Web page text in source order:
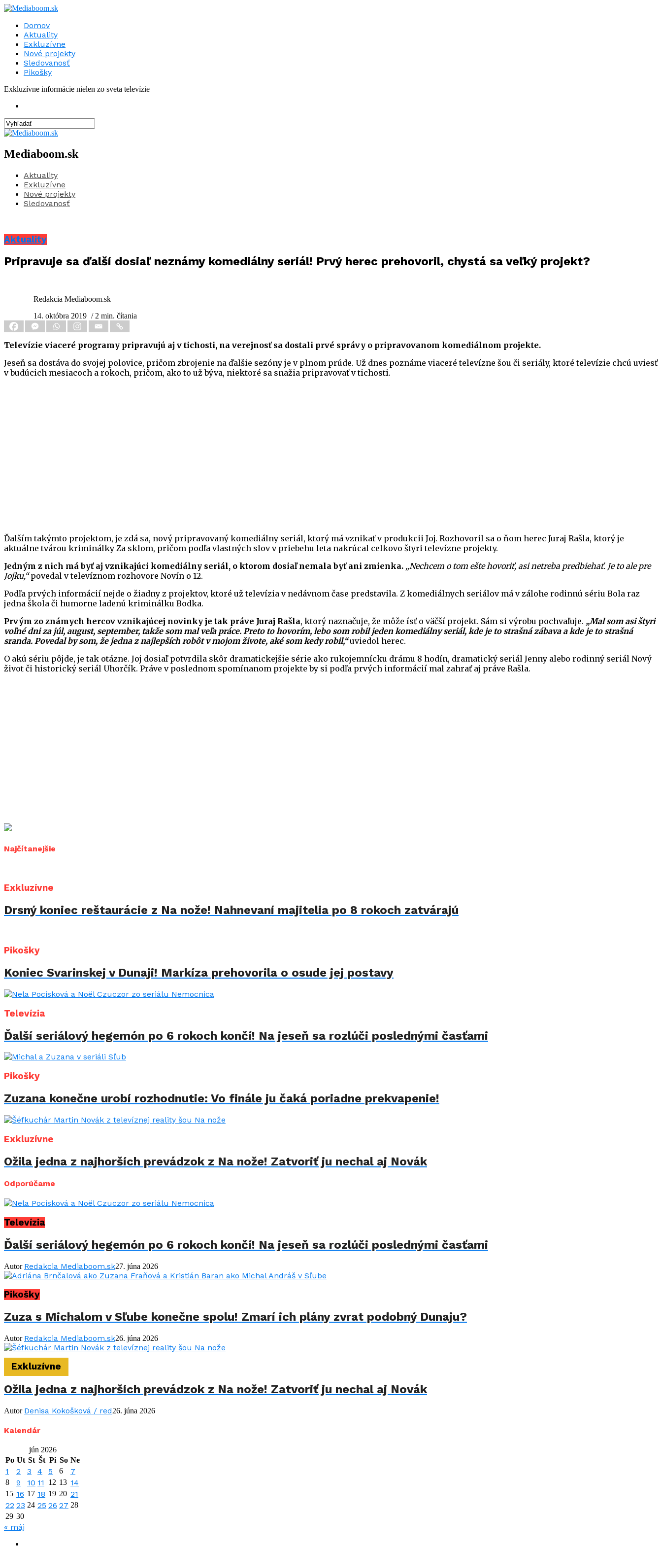
Domov
Aktuality
Exkluzívne
Nové projekty
Sledovanosť
Pikošky
Exkluzívne informácie nielen zo sveta televízie
Mediaboom.sk
Aktuality
Exkluzívne
Nové projekty
Sledovanosť
Aktuality
Pripravuje sa ďalší dosiaľ neznámy komediálny seriál! Prvý herec prehovoril, chystá sa veľký projekt?
Redakcia Mediaboom.sk
14. októbra 2019 / 2 min. čítania
Televízie viaceré programy pripravujú aj v tichosti, na verejnosť sa dostali prvé správy o pripravovanom komediálnom projekte.
Jeseň sa dostáva do svojej polovice, pričom zbrojenie na ďalšie sezóny je v plnom prúde. Už dnes poznáme viaceré televízne šou či seriály, ktoré televízie chcú uviesť
v budúcich mesiacoch a rokoch, pričom, ako to už býva, niektoré sa snažia pripravovať v tichosti.
Ďalším takýmto projektom, je zdá sa, nový pripravovaný komediálny seriál, ktorý má vznikať v produkcii Joj. Rozhovoril sa o ňom herec Juraj Rašla, ktorý je
aktuálne tvárou kriminálky Za sklom, pričom podľa vlastných slov v priebehu leta nakrúcal celkovo štyri televízne projekty.
Jedným z nich má byť aj vznikajúci komediálny seriál, o ktorom dosiaľ nemala byť ani zmienka. „Nechcem o tom ešte hovoriť, asi netreba predbiehať. Je to ale pre
Jojku,“povedal v televíznom rozhovore Novín o 12.
Podľa prvých informácií nejde o žiadny z projektov, ktoré už televízia v nedávnom čase predstavila. Z komediálnych seriálov má v zálohe rodinnú sériu Bola raz
jedna škola či humorne ladenú kriminálku Bodka.
Prvým zo známych hercov vznikajúcej novinky je tak práve Juraj Rašla, ktorý naznačuje, že môže ísť o väčší projekt. Sám si výrobu pochvaľuje. „Mal som asi štyri
voľné dni za júl, august, september, takže som mal veľa práce. Preto to hovorím, lebo som robil jeden komediálny seriál, kde je to strašná zábava a kde je to strašná
sranda. Povedal by som, že jedna z najlepších robôt v mojom živote, aké som kedy robil,“ uviedol herec.
O akú sériu pôjde, je tak otázne. Joj dosiaľ potvrdila skôr dramatickejšie série ako rukojemnícku drámu 8 hodín, dramatický seriál Jenny alebo rodinný seriál Nový
život či historický seriál Uhorčík. Práve v poslednom spomínanom projekte by si podľa prvých informácií mal zahrať aj práve Rašla.
Najčítanejšie
Exkluzívne
Drsný koniec reštaurácie z Na nože! Nahnevaní majitelia po 8 rokoch zatvárajú
Pikošky
Koniec Svarinskej v Dunaji! Markíza prehovorila o osude jej postavy
Televízia
Ďalší seriálový hegemón po 6 rokoch končí! Na jeseň sa rozlúči poslednými časťami
Pikošky
Zuzana konečne urobí rozhodnutie: Vo finále ju čaká poriadne prekvapenie!
Exkluzívne
Ožila jedna z najhorších prevádzok z Na nože! Zatvoriť ju nechal aj Novák
Odporúčame
Televízia
Ďalší seriálový hegemón po 6 rokoch končí! Na jeseň sa rozlúči poslednými časťami
Autor Redakcia Mediaboom.sk27. júna 2026
Pikošky
Zuza s Michalom v Sľube konečne spolu! Zmarí ich plány zvrat podobný Dunaju?
Autor Redakcia Mediaboom.sk26. júna 2026
Exkluzívne
Ožila jedna z najhorších prevádzok z Na nože! Zatvoriť ju nechal aj Novák
Autor Denisa Kokošková / red26. júna 2026
Kalendár
jún 2026
Po Ut St Št Pi So Ne
1 2 3 4 5 6 7
8 9 10 11 12 13 14
15 16 17 18 19 20 21
22 23 24 25 26 27 28
29 30
« máj